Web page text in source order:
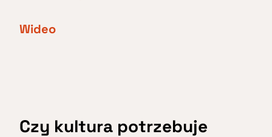
Wideo
Czy kultura potrzebuje